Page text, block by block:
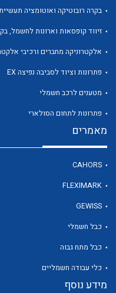
לכל מוצרי היצרן
לכל מוצרי היצרן
בקרה רובוטיקה ואוטומציה
זיווד קופסאות וארונות לחשמל,
אלקטרוניקה מחברים ורכיבי
פתרונות וציוד לסביבה נפיצה EX
מטענים לרכב חשמלי
פתרונות לתחום הסולארי
מאמרים
CAHORS
FLEXIMARK
GEWISS
כבל חשמלי
כבל מתח גבוה
כלי עבודה חשמליים
מידע נוסף